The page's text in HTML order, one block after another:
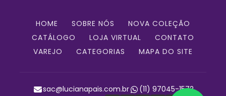
HOME SOBRE NÓS
NOVA COLEÇÃO
CATÁLOGO
LOJA VIRTUAL
CONTATO
VAREJO
CATEGORIAS MAPA DO SITE
sac@lucianapais.com.br (11) 97045-1572